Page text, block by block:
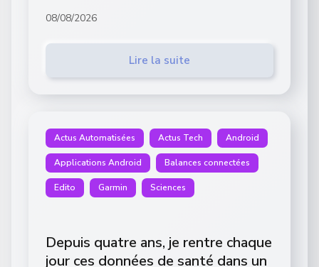
08/08/2026
Lire la suite
Actus Automatisées Actus Tech Android
Applications Android Balances connectées
Edito Garmin Sciences
Depuis quatre ans, je rentre chaque
jour ces données de santé dans un